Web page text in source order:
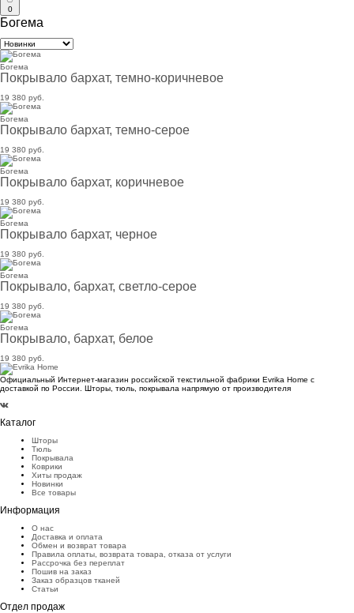
0
Богема
Богема
Покрывало бархат, темно-коричневое
19 380 руб.
Богема
Покрывало бархат, темно-серое
19 380 руб.
Богема
Покрывало бархат, коричневое
19 380 руб.
Богема
Покрывало бархат, черное
19 380 руб.
Богема
Покрывало, бархат, светло-серое
19 380 руб.
Богема
Покрывало, бархат, белое
19 380 руб.
Официальный Интернет-магазин российской текстильной фабрики Evrika Home c
доставкой по России. Шторы, тюль, покрывала напрямую от производителя
Каталог
Шторы
Тюль
Покрывала
Коврики
Хиты продаж
Новинки
Все товары
Информация
О нас
Доставка и оплата
Обмен и возврат товара
Правила оплаты, возврата товара, отказа от услуги
Рассрочка без переплат
Пошив на заказ
Заказ образцов тканей
Статьи
Отдел продаж